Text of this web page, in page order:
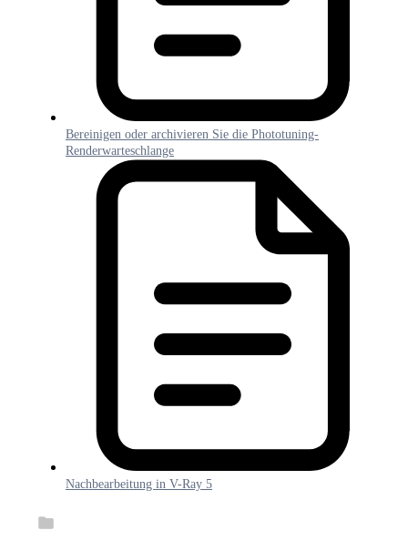
Bereinigen oder archivieren Sie die Phototuning-
Renderwarteschlange
Nachbearbeitung in V-Ray 5